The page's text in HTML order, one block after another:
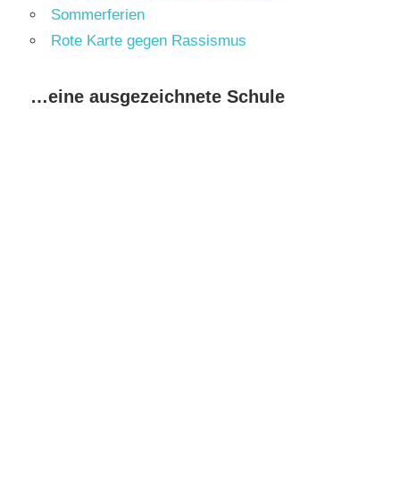
Sommerferien
Rote Karte gegen Rassismus
…eine ausgezeichnete Schule